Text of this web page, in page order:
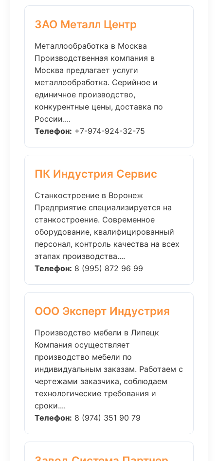
ЗАО Металл Центр
Металлообработка в Москва
Производственная компания в
Москва предлагает услуги
металлообработка. Серийное и
единичное производство,
конкурентные цены, доставка по
России....
Телефон: +7-974-924-32-75
ПК Индустрия Сервис
Станкостроение в Воронеж
Предприятие специализируется на
станкостроение. Современное
оборудование, квалифицированный
персонал, контроль качества на всех
этапах производства....
Телефон: 8 (995) 872 96 99
ООО Эксперт Индустрия
Производство мебели в Липецк
Компания осуществляет
производство мебели по
индивидуальным заказам. Работаем с
чертежами заказчика, соблюдаем
технологические требования и
сроки....
Телефон: 8 (974) 351 90 79